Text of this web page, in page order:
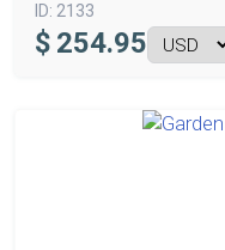
ID: 2133
$ 254.95